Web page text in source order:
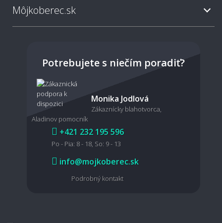
Môjkoberec.sk
Potrebujete s niečím poradiť?
Monika Jodlová
Zákaznícky blahotvorca,
Aladinov pomocník
+421 232 195 596
Po - Pia: 8 - 18, So: 9 - 13
info@mojkoberec.sk
Podrobný kontakt